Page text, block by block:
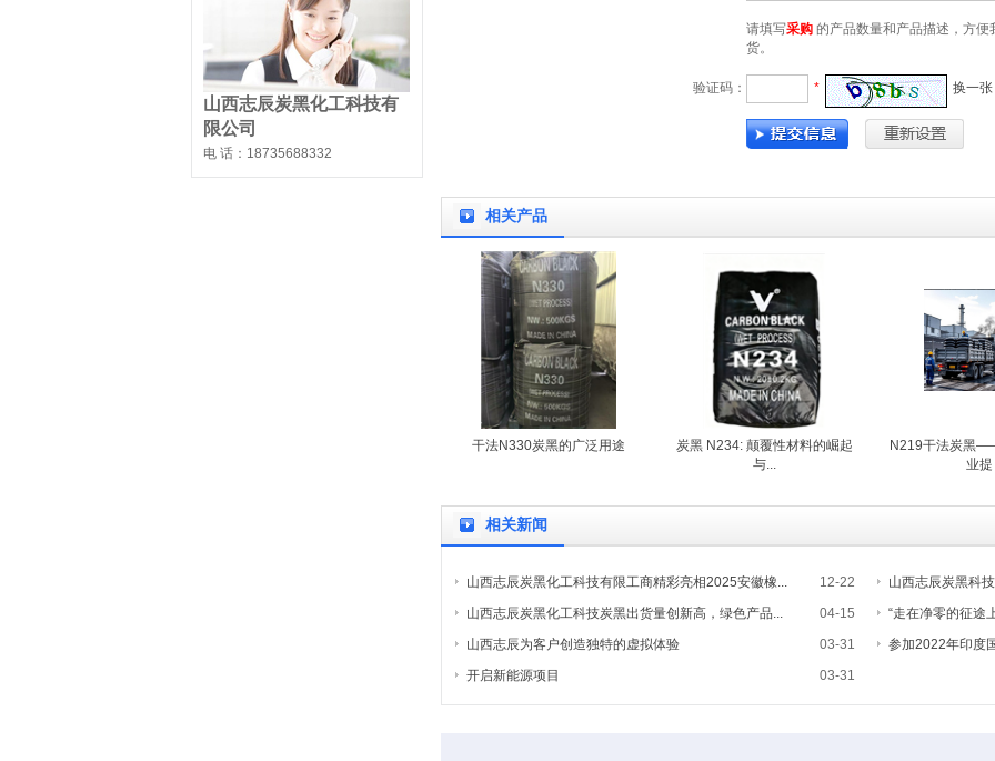
山西志辰炭黑化工科技有
限公司
电 话：18735688332
请填写采购 的产品数量和产品描述，方便
货。
验证码： * 换一张
相关产品
干法N330炭黑的广泛用途
炭黑 N234: 颠覆性材料的崛起
与...
N219干法炭黑
业提
相关新闻
12-22
山西志辰炭黑化工科技有限工商精彩亮相2025安徽橡...
山西志辰炭黑科
04-15
山西志辰炭黑化工科技炭黑出货量创新高，绿色产品...
“走在净零的征
03-31
山西志辰为客户创造独特的虚拟体验
参加2022年印度
03-31
开启新能源项目